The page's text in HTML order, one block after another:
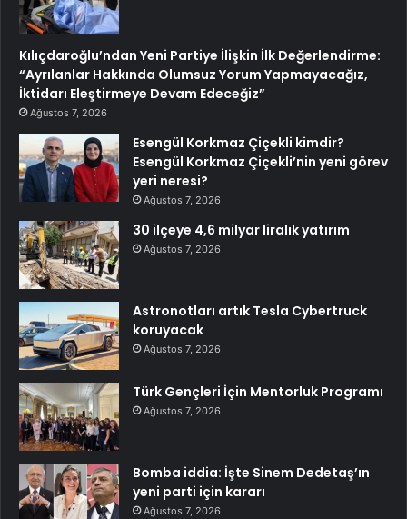
Kılıçdaroğlu’ndan Yeni Partiye İlişkin İlk Değerlendirme:
“Ayrılanlar Hakkında Olumsuz Yorum Yapmayacağız,
İktidarı Eleştirmeye Devam Edeceğiz”
Ağustos 7, 2026
Esengül Korkmaz Çiçekli kimdir?
Esengül Korkmaz Çiçekli’nin yeni görev
yeri neresi?
Ağustos 7, 2026
30 ilçeye 4,6 milyar liralık yatırım
Ağustos 7, 2026
Astronotları artık Tesla Cybertruck
koruyacak
Ağustos 7, 2026
Türk Gençleri İçin Mentorluk Programı
Ağustos 7, 2026
Bomba iddia: İşte Sinem Dedetaş’ın
yeni parti için kararı
Ağustos 7, 2026